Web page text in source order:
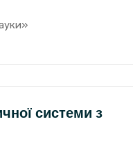
системи з